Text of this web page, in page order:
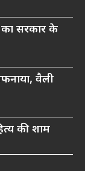
सरकार के
वैली
की शाम